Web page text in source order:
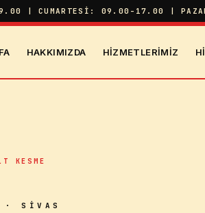
| CUMARTESI: 09.00-17.00 |
HAKKIMIZDA HIZMETLERIMIZ
KESME
· SIVAS